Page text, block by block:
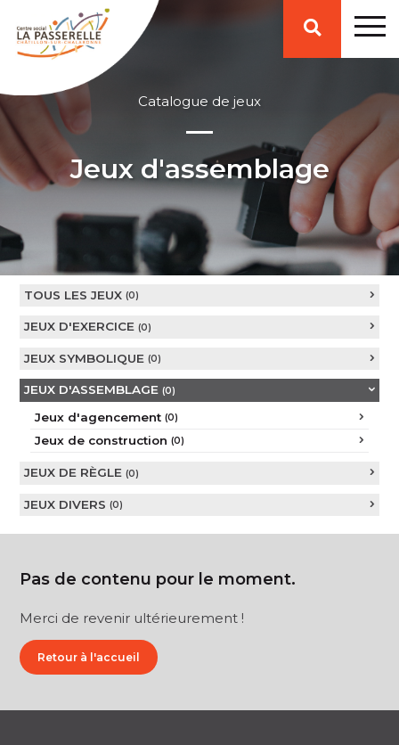
Affiche
ferme
la
zone
recherche
Catalogue de jeux
Jeux d'assemblage
TOUS LES JEUX(0)
JEUX D'EXERCICE(0)
JEUX SYMBOLIQUE(0)
JEUX D'ASSEMBLAGE(0)
Jeux d'agencement(0)
Jeux de construction(0)
JEUX DE RÈGLE(0)
JEUX DIVERS(0)
Pas de contenu pour le moment.
Merci de revenir ultérieurement !
Retour à l'accueil